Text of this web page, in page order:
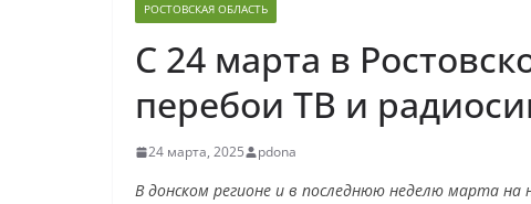
РОСТОВСКАЯ ОБЛАСТЬ
С 24 марта в
перебои ТВ и
24 марта, 2025 pdona
В донском регионе и в последнюю неделю марта